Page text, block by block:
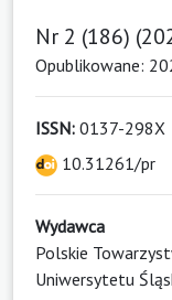
Nr 2 (186)
Opublikowane:
ISSN: 0137-298X
10.31261/pr
Wydawca
Polskie
Uniwersytetu